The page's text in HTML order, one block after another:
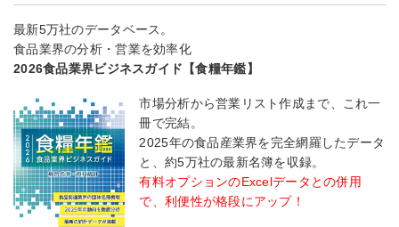
最新5万社のデータベース。
食品業界の分析・営業を効率化
2026食品業界ビジネスガイド【食糧年鑑】
市場分析から営業リスト作成まで、これ一
冊で完結。
2025年の食品産業界を完全網羅したデータ
と、約5万社の最新名簿を収録。
有料オプションのExcelデータとの併用
で、利便性が格段にアップ！